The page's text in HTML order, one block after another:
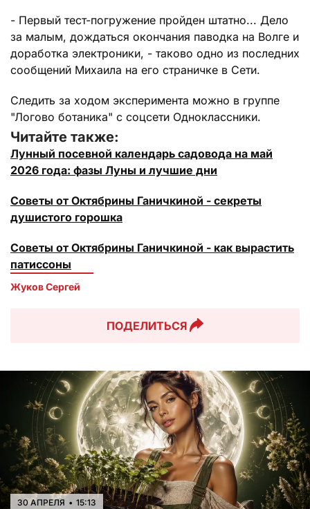
- Первый тест-погружение пройден штатно... Дело
за малым, дождаться окончания паводка на Волге и
доработка электроники, - таково одно из последних
сообщений Михаила на его страничке в Сети.
Следить за ходом эксперимента можно в группе
"Логово ботаника" с соцсети Одноклассники.
Читайте также:
Лунный посевной календарь садовода на май
2026 года: фазы Луны и лучшие дни
Советы от Октябрины Ганичкиной - секреты
душистого горошка
Советы от Октябрины Ганичкиной - как вырастить
патиссоны
Жуков Сергей
ПОДЕЛИТЬСЯ
30 АПРЕЛЯ • 15:13